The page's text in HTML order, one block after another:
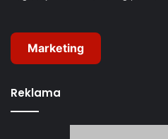
Marketing
Reklama